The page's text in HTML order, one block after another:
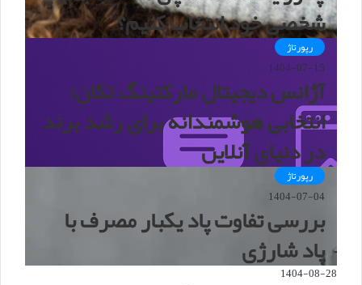
شخصی خود انتخاب کنیم؟
رپورتاژ
1404-07-15
آژانس دیجیتال مارکتینگ تکان؛
انتخابی هوشمندانه برای رشد برند
در دنیای آنلاین
رپورتاژ
1404-07-04
بررسی تفاوت پاد یکبار مصرف با
پاد شارژی
1404-08-28